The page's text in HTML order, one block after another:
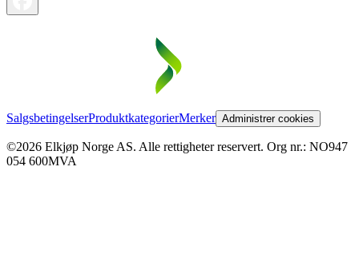
SalgsbetingelserProduktkategorierMerker Administrer cookies
©2026 Elkjøp Norge AS. Alle rettigheter reservert. Org nr.: NO947
054 600MVA